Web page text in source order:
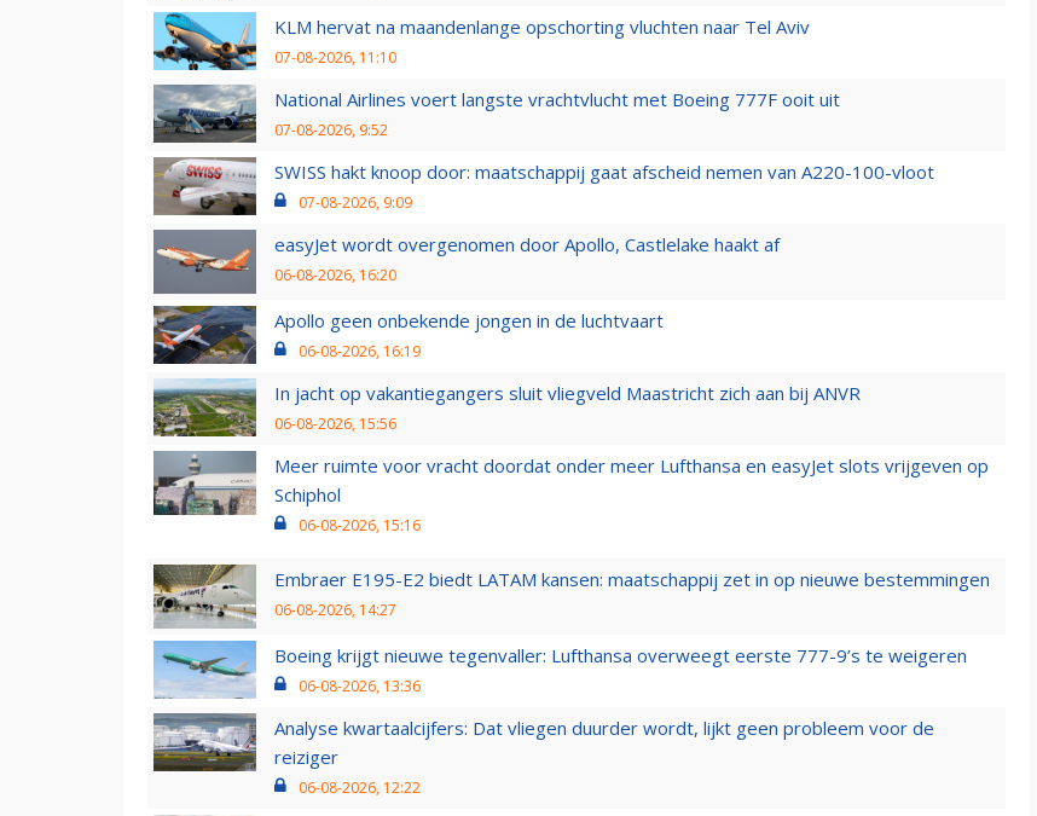
KLM hervat na maandenlange opschorting vluchten naar Tel Aviv
07-08-2026, 11:10
National Airlines voert langste vrachtvlucht met Boeing 777F ooit uit
07-08-2026, 9:52
SWISS hakt knoop door: maatschappij gaat afscheid nemen van A220-100-vloot
07-08-2026, 9:09
easyJet wordt overgenomen door Apollo, Castlelake haakt af
06-08-2026, 16:20
Apollo geen onbekende jongen in de luchtvaart
06-08-2026, 16:19
In jacht op vakantiegangers sluit vliegveld Maastricht zich aan bij ANVR
06-08-2026, 15:56
Meer ruimte voor vracht doordat onder meer Lufthansa en easyJet slots vrijgeven op
Schiphol
06-08-2026, 15:16
Embraer E195-E2 biedt LATAM kansen: maatschappij zet in op nieuwe bestemmingen
06-08-2026, 14:27
Boeing krijgt nieuwe tegenvaller: Lufthansa overweegt eerste 777-9’s te weigeren
06-08-2026, 13:36
Analyse kwartaalcijfers: Dat vliegen duurder wordt, lijkt geen probleem voor de
reiziger
06-08-2026, 12:22